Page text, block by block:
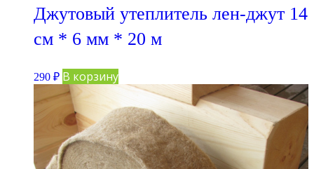
Джутовый утеплитель лен-джут 14
см * 6 мм * 20 м
290 ₽ В корзину